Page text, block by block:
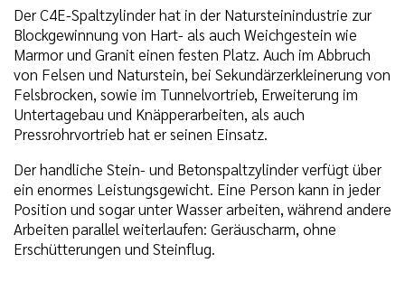
Der C4E-Spaltzylinder hat in der Natursteinindustrie zur
Blockgewinnung von Hart- als auch Weichgestein wie
Marmor und Granit einen festen Platz. Auch im Abbruch
von Felsen und Naturstein, bei Sekundärzerkleinerung von
Felsbrocken, sowie im Tunnelvortrieb, Erweiterung im
Untertagebau und Knäpperarbeiten, als auch
Pressrohrvortrieb hat er seinen Einsatz.
Der handliche Stein- und Betonspaltzylinder verfügt über
ein enormes Leistungsgewicht. Eine Person kann in jeder
Position und sogar unter Wasser arbeiten, während andere
Arbeiten parallel weiterlaufen: Geräuscharm, ohne
Erschütterungen und Steinflug.